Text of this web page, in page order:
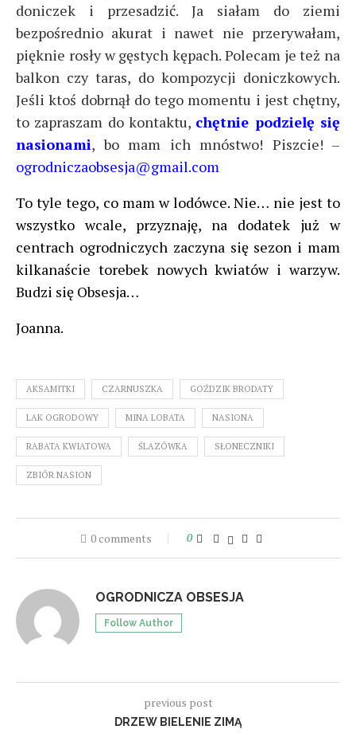
doniczek i przesadzić. Ja siałam do ziemi
bezpośrednio akurat i nawet nie przerywałam,
pięknie rosły w gęstych kępach. Polecam je też na
balkon czy taras, do kompozycji doniczkowych.
Jeśli ktoś dobrnął do tego momentu i jest chętny,
to zapraszam do kontaktu, chętnie podzielę się
nasionami, bo mam ich mnóstwo! Piszcie! –
ogrodniczaobsesja@gmail.com
To tyle tego, co mam w lodówce. Nie… nie jest to
wszystko wcale, przyznaję, na dodatek już w
centrach ogrodniczych zaczyna się sezon i mam
kilkanaście torebek nowych kwiatów i warzyw.
Budzi się Obsesja…
Joanna.
AKSAMITKI CZARNUSZKA GOŹDZIK BRODATY
LAK OGRODOWY MINA LOBATA NASIONA
RABATA KWIATOWA ŚLAZÓWKA SŁONECZNIKI
ZBIÓR NASION
0 comments 0
OGRODNICZA OBSESJA
Follow Author
previous post
DRZEW BIELENIE ZIMĄ